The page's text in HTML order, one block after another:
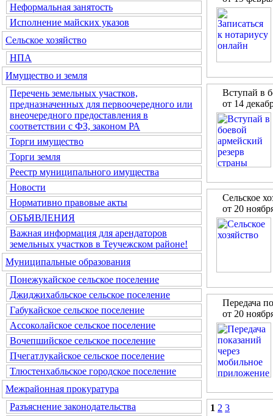
Неформальная занятость
Исполнение майских указов
Сельское хозяйство
НПА
Имущество и земля
Перечень земельных участков,
предназначенных для первоочередного или
внеочередного предоставления в
соответствии с ФЗ, законом РА
Торги имущество
Торги земля
Реестр муниципального имущества
Новости
Нормативно правовые акты
ОБЪЯВЛЕНИЯ
Важная информация для арендаторов
земельных участков в Теучежском районе!
Муниципальные образования
Понежукайское сельское поселение
Джиджихабльское сельское поселение
Габукайское сельское поселение
Ассоколайское сельское поселение
Вочепшийское сельское поселение
Пчегатлукайское сельское поселение
Тлюстенхабльское городское поселение
Межрайонная прокуратура
Разъяснение законодательства
Вступай в
от 14
Сельское
от 20
Передача
от 20
1 2 3